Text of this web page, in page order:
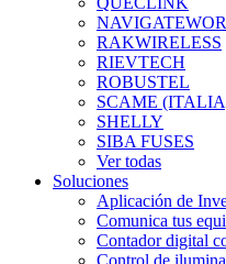
RAKWIRELESS
RIEVTECH
ROBUSTEL
SCAME
SHELLY
SIBA FUSES
Ver todas
Soluciones
Aplicación de
Comunica tus
Contador digital
Control de